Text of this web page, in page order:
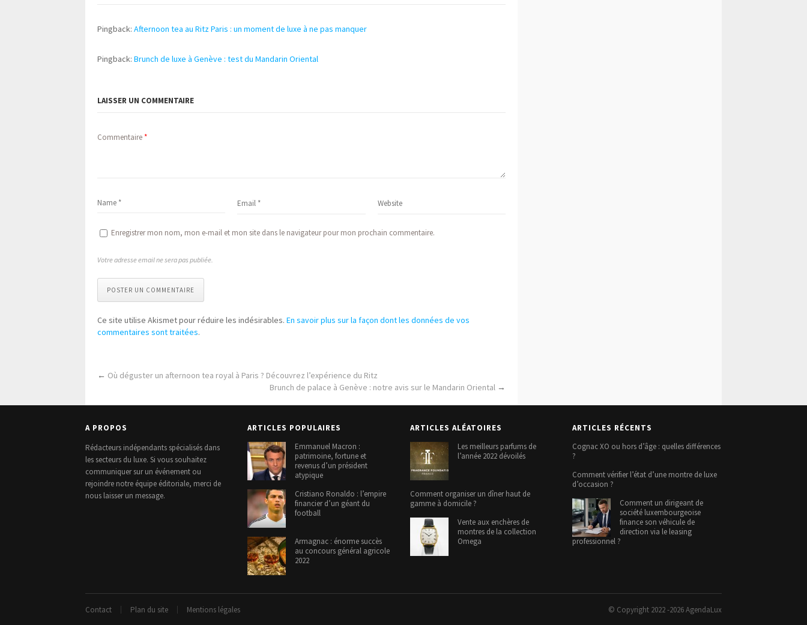
Pingback: Afternoon tea au Ritz Paris : un moment de luxe à ne pas manquer
Pingback: Brunch de luxe à Genève : test du Mandarin Oriental
LAISSER UN COMMENTAIRE
Commentaire*
Enregistrer mon nom, mon e-mail et mon site dans le navigateur pour mon prochain commentaire.
Votre adresse email ne sera pas publiée.
POSTER UN COMMENTAIRE
Ce site utilise Akismet pour réduire les indésirables. En savoir plus sur la façon dont les données de vos
commentaires sont traitées.
← Où déguster un afternoon tea royal à Paris ? Découvrez l’expérience du Ritz
Brunch de palace à Genève : notre avis sur le Mandarin Oriental →
A PROPOS
Rédacteurs indépendants spécialisés dans
les secteurs du luxe. Si vous souhaitez
communiquer sur un événement ou
rejoindre notre équipe éditoriale, merci de
nous laisser un message.
ARTICLES POPULAIRES
Emmanuel Macron :
patrimoine, fortune et
revenus d’un président
atypique
Cristiano Ronaldo : l’empire
financier d’un géant du
football
Armagnac : énorme succès
au concours général agricole
2022
ARTICLES ALÉATOIRES
Les meilleurs parfums de
l’année 2022 dévoilés
Comment organiser un dîner haut de
gamme à domicile ?
Vente aux enchères de
montres de la collection
Omega
ARTICLES RÉCENTS
Cognac XO ou hors d’âge : quelles différences
?
Comment vérifier l’état d’une montre de luxe
d’occasion ?
Comment un dirigeant de
société luxembourgeoise
finance son véhicule de
direction via le leasing
professionnel ?
Contact Plan du site Mentions légales © Copyright 2022 -2026AgendaLux